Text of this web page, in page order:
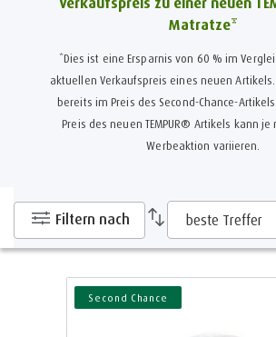
Matratze*
*Dies ist eine Ersparnis von 60 % im
aktuellen Verkaufspreis eines neuen
bereits im Preis des Second-Chance-
Preis des neuen TEMPUR® Artikels kann
Werbeaktion variieren.
Filtern nach
Second Chance